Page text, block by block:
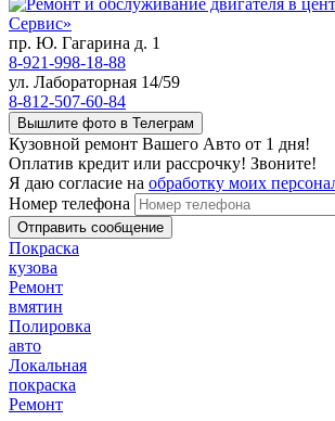
пр. Ю. Гагарина д. 1
8-921-998-18-88
ул. Лабораторная 14/59
8-812-507-60-84
Вышлите фото в Телеграм
Кузовной ремонт Вашего Авто от 1 дня!
Оплатив кредит или рассрочку! Звоните!
Я даю согласие на обработку моих
Номер телефона
Покраска
кузова
Ремонт
вмятин
Полировка
авто
Локальная
покраска
Ремонт